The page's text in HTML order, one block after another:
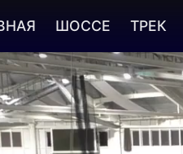
ШОССЕ ТРЕК